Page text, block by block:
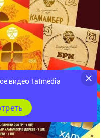
видео Tatmedia